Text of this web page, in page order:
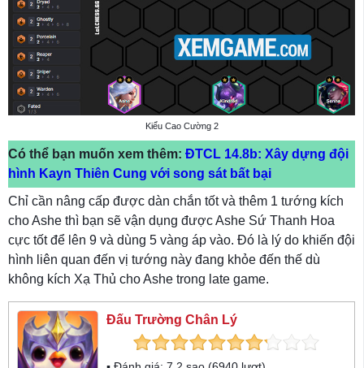
Kiểu Cao Cường 2
Có thể bạn muốn xem thêm: ĐTCL 14.8b: Xây dựng đội
hình Kayn Thiên Cung với song sát bất bại
Chỉ cần nâng cấp được dàn chắn tốt và thêm 1 tướng kích
cho Ashe thì bạn sẽ vận dụng được Ashe Sứ Thanh Hoa
cực tốt để lên 9 và dùng 5 vàng áp vào. Đó là lý do khiến đội
hình liên quan đến vị tướng này đang khỏe đến thế dù
không kích Xạ Thủ cho Ashe trong late game.
Đấu Trường Chân Lý